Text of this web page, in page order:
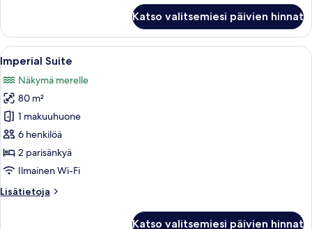
2
makuuhuonetta,
valtamerinäköala
(Balcony)
Katso valitsemiesi päivien hinnat
Avaa
kaikki
huonetyypin
Imperial
Suite
kuvat
Allasalue, jossa on aurinkotuoleja ja
21
Imperial Suite
Näkymä merelle
80 m²
1 makuuhuone
6 henkilöä
2 parisänkyä
Ilmainen Wi-Fi
Lisätietoja
Lisätietoja
Katso valitsemiesi päivien hinnat